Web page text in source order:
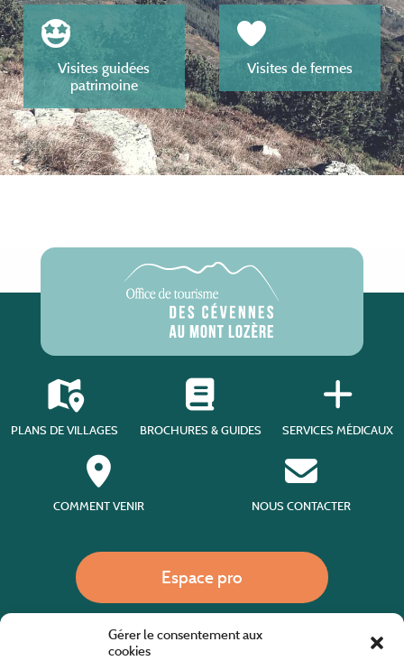
Gérer le consentement aux
cookies
Visites guidées
patrimoine
Visites de fermes
PLANS DE VILLAGES BROCHURES & GUIDES SERVICES MÉDICAUX
COMMENT VENIR NOUS CONTACTER
Espace pro